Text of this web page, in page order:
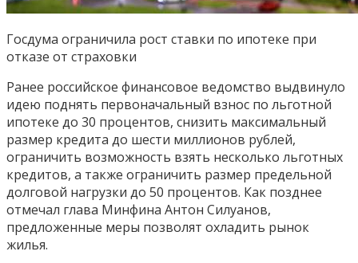
Госдума ограничила рост ставки по ипотеке при
отказе от страховки
Ранее российское финансовое ведомство выдвинуло
идею поднять первоначальный взнос по льготной
ипотеке до 30 процентов, снизить максимальный
размер кредита до шести миллионов рублей,
ограничить возможность взять несколько льготных
кредитов, а также ограничить размер предельной
долговой нагрузки до 50 процентов. Как позднее
отмечал глава Минфина Антон Силуанов,
предложенные меры позволят охладить рынок
жилья.